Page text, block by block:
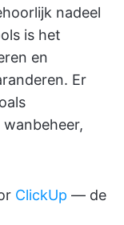
nadeel
is het
en
Er
ClickUp — de